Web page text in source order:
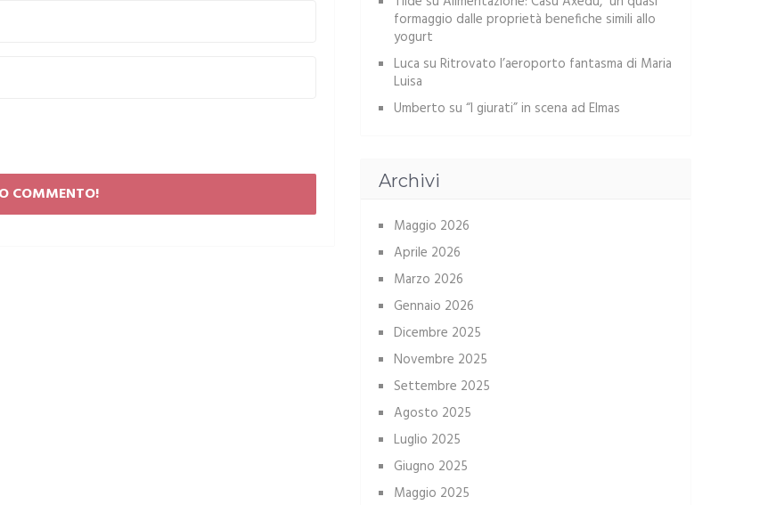
formaggio dalle proprietà benefiche simili allo
yogurt
Luca su Ritrovato l’aeroporto fantasma di Maria
Luisa
Umberto su “I giurati” in scena ad Elmas
Archivi
Maggio 2026
Aprile 2026
Marzo 2026
Gennaio 2026
Dicembre 2025
Novembre 2025
Settembre 2025
Agosto 2025
Luglio 2025
Giugno 2025
Maggio 2025